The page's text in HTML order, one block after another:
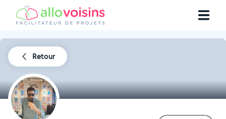
Retour